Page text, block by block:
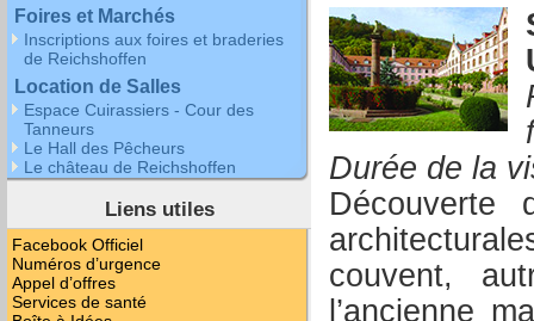
Durée de la
Découverte
couvent,
l’ancienne
Foires et Marchés
Inscriptions aux foires et braderies
de Reichshoffen
Location de Salles
Espace Cuirassiers - Cour des
Tanneurs
Le Hall des Pêcheurs
Le château de Reichshoffen
Liens utiles
Facebook Officiel
Numéros d’urgence
Appel d’offres
Services de santé